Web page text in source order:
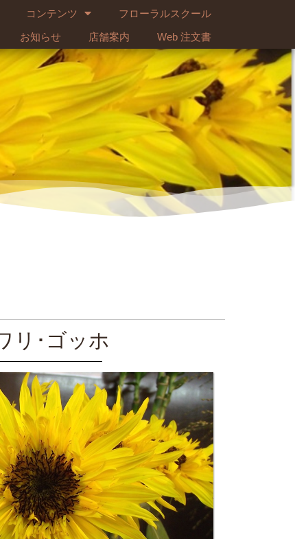
コンテンツ
フローラルスクール
お知らせ
店舗案内 Web 注文書
リ･ゴッホ